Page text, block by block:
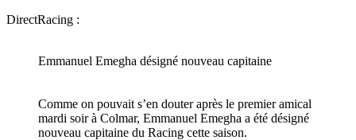
DirectRacing :
Emmanuel Emegha désigné nouveau capitaine
Comme on pouvait s’en douter après le premier amical
mardi soir à Colmar, Emmanuel Emegha a été désigné
nouveau capitaine du Racing cette saison.